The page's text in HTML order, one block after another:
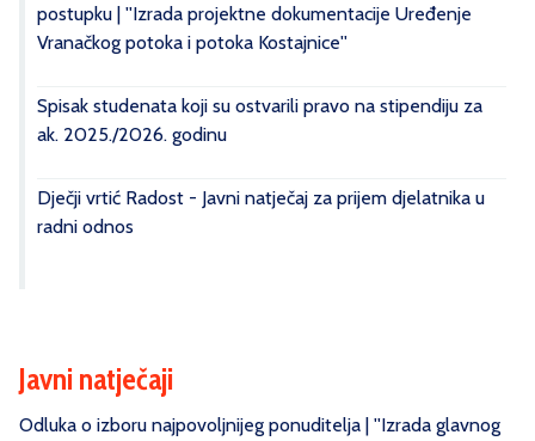
postupku | ''Izrada projektne dokumentacije Uređenje
Vranačkog potoka i potoka Kostajnice''
Spisak studenata koji su ostvarili pravo na stipendiju za
ak. 2025./2026. godinu
Dječji vrtić Radost - Javni natječaj za prijem djelatnika u
radni odnos
Javni natječaji
Odluka o izboru najpovoljnijeg ponuditelja | ''Izrada glavnog